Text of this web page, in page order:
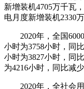
新增装机4705万千瓦
电月度新增装机2330
2020年，全国6000
小时为3758小时，同
小时为3827小时，同
为4216小时，同比减少
2020年，全社会用